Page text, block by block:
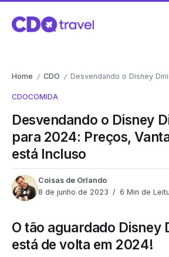
Home / CDO / Desvendando o Disney Dining Plan para 2024:
CDOCOMIDA
Desvendando o Disney
para 2024: Preços,
está Incluso
Coisas de Orlando
8 de junho de 2023
6 Min de
O tão aguardado Disney
está de volta em 2024!